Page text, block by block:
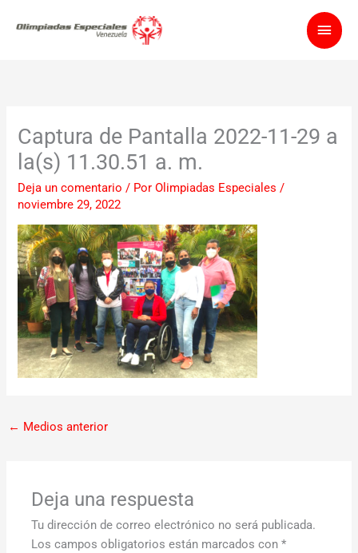
Captura de Pantalla 2022-11-29 a
la(s) 11.30.51 a. m.
Deja un comentario / PorOlimpiadas Especiales/
noviembre 29, 2022
← Medios anterior
Deja una respuesta
Tu dirección de correo electrónico no será publicada.
Los campos obligatorios están marcados con*